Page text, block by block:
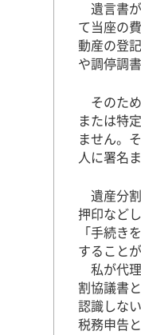
遺言書
て当座の
動産の登
や調停調
そのた
または特
ません。
人に署名
遺産分
押印など
「手続き
すること
私が代
割協議書
認識しな
税務申告